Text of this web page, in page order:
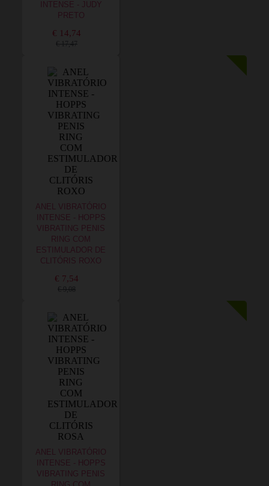
INTENSE - JUDY
PRETO
€ 14,74
€ 17,47
ANEL VIBRATÓRIO
INTENSE - HOPPS
VIBRATING PENIS
RING COM
ESTIMULADOR DE
CLITÓRIS ROXO
€ 7,54
€ 9,08
ANEL VIBRATÓRIO
INTENSE - HOPPS
VIBRATING PENIS